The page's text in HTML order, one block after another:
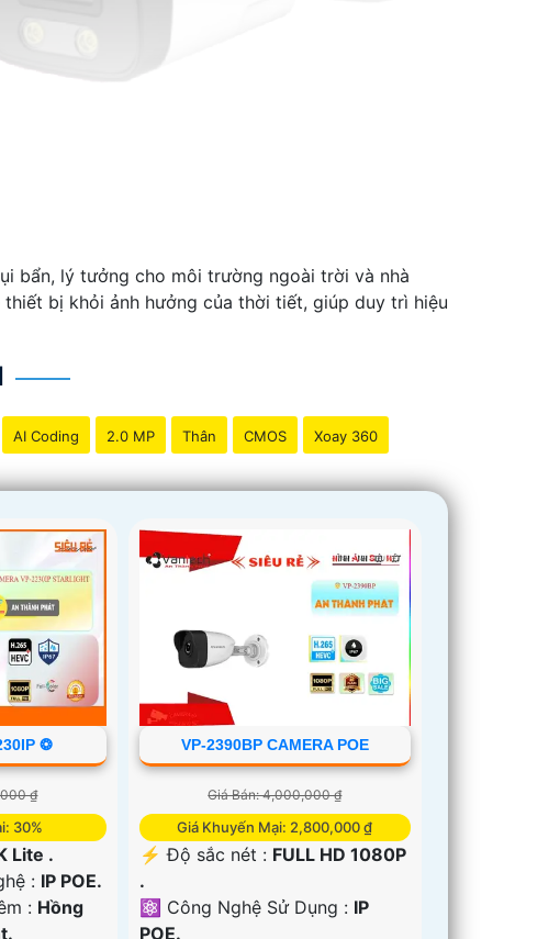
bẩn, lý tưởng cho môi trường ngoài trời và nhà
bị khỏi ảnh hưởng của thời tiết, giúp duy trì hiệu
AI Coding 2.0 MP Thân CMOS Xoay 360
❂
₫
30%
Lite .
: IP POE.
: Hồng
VP-2390BP CAMERA POE
Giá Bán: 4,000,000 ₫
Giá Khuyến Mại: 2,800,000 ₫
️⚡ Độ sắc nét : FULL HD 1080P
.
⚛️ Công Nghệ Sử Dụng : IP
POE.